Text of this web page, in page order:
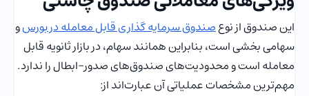
این صندوق از نوعصندوق سرمایه گذاری قابل معامله در بورسو
سهامی بخشی است، بنابراین همانند سهام، در بازار ثانویه قابل
معامله است و محدودیت‌های صندوق‌های صدور–ابطال را ندارد.
مهم‌ترین مشخصات عملیاتی آن عبارت‌اند از: